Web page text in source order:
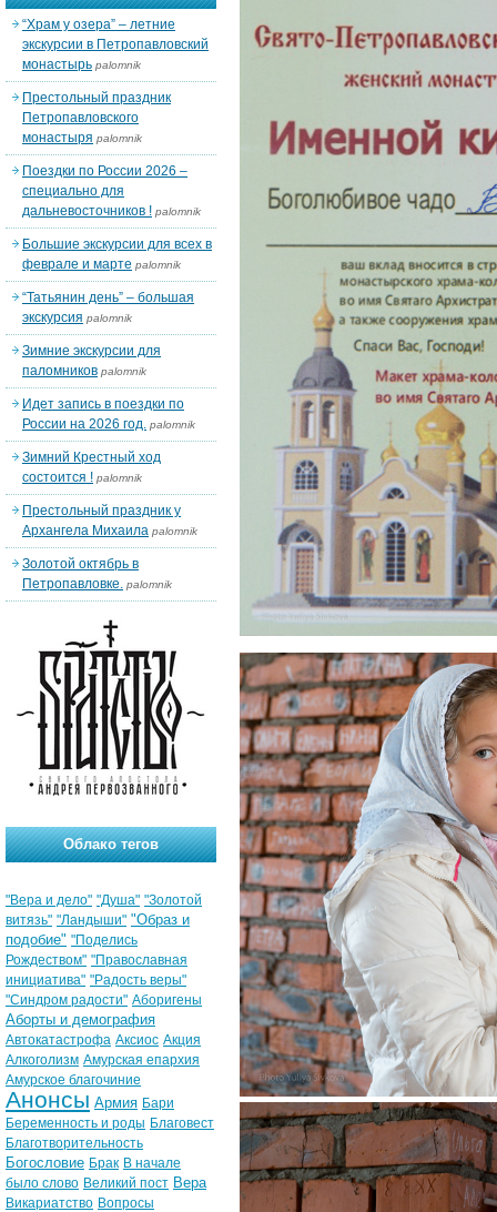
“Храм у озера” – летние
экскурсии в Петропавловский
монастырь palomnik
Престольный праздник
Петропавловского
монастыря palomnik
Поездки по России 2026 –
специально для
дальневосточников ! palomnik
Большие экскурсии для всех в
феврале и марте palomnik
“Татьянин день” – большая
экскурсия palomnik
Зимние экскурсии для
паломников palomnik
Идет запись в поездки по
России на 2026 год. palomnik
Зимний Крестный ход
состоится ! palomnik
Престольный праздник у
Архангела Михаила palomnik
Золотой октябрь в
Петропавловке. palomnik
Облако тегов
"Вера и дело" "Душа" "Золотой
витязь" "Ландыши" "Образ и
подобие" "Поделись
Рождеством" "Православная
инициатива" "Радость веры"
"Синдром радости" Аборигены
Аборты и демография
Автокатастрофа Аксиос Акция
Алкоголизм Амурская епархия
Амурское благочиние
Анонсы Армия Бари
Беременность и роды Благовест
Благотворительность
Богословие Брак В начале
было слово Великий пост Вера
Викариатство Вопросы